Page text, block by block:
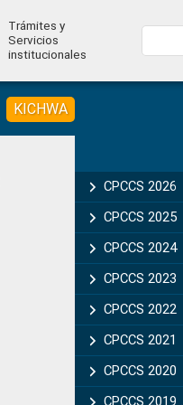
Trámites y
Servicios
institucionales
KICHWA
Sidebar
CPCCS 2026
CPCCS 2025
CPCCS 2024
CPCCS 2023
CPCCS 2022
CPCCS 2021
CPCCS 2020
CPCCS 2019 .